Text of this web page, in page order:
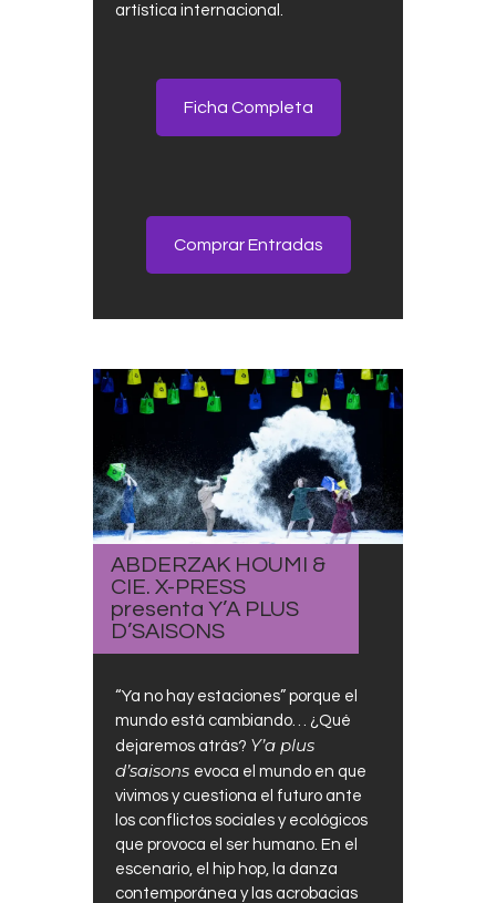
artística internacional.
Ficha Completa
Comprar Entradas
ABDERZAK HOUMI &
CIE. X-PRESS
presenta Y’A PLUS
D’SAISONS
“Ya no hay estaciones” porque el
mundo está cambiando… ¿Qué
dejaremos atrás? Y’a plus
d’saisons evoca el mundo en que
vivimos y cuestiona el futuro ante
los conflictos sociales y ecológicos
que provoca el ser humano. En el
escenario, el hip hop, la danza
contemporánea y las acrobacias